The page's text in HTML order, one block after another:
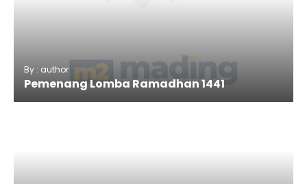
By : author
Pemenang Lomba Ramadhan 1441